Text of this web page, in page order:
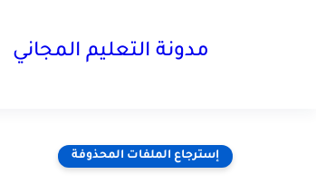
مدونة التعليم المجاني
إسترجاع الملفات المحذوفة